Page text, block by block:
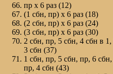
пр х 6 раз (12)
(1 сбн, пр) х 6 раз (18)
(2 сбн, пр) х 6 раз (24)
(3 сбн, пр) х 6 раз (30)
2 сбн, пр, 5 сбн, 4 сбн в
3 сбн (37)
1 сбн, пр, 5 сбн, пр, 6
пр, 4 сбн (43)